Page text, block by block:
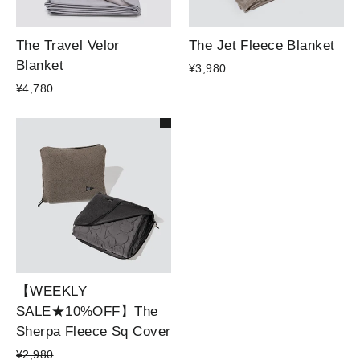
The Travel Velor
Blanket
¥4,780
The Jet Fleece Blanket
¥3,980
【WEEKLY
SALE★10%OFF】The
Sherpa Fleece Sq Cover
¥2,980